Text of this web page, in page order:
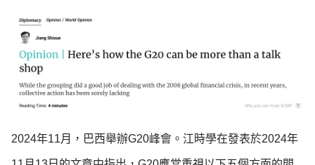
2024年11月，巴西舉辦G20峰會。江時學在發表於2024年